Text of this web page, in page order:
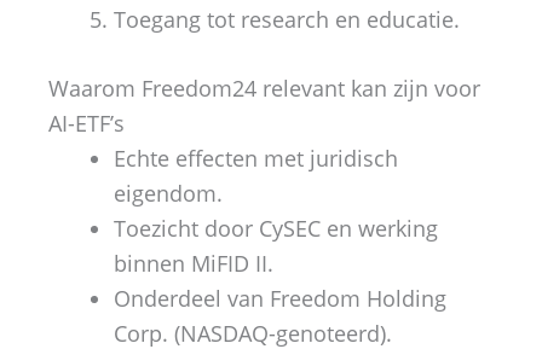
Toegang tot research en educatie.
Waarom Freedom24 relevant kan zijn voor
AI-ETF’s
Echte effecten met juridisch
eigendom.
Toezicht door CySEC en werking
binnen MiFID II.
Onderdeel van Freedom Holding
Corp. (NASDAQ-genoteerd).